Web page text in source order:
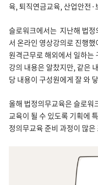
육, 퇴직연금교육, 산업안전
슬로워크에서는 지난해 법
서 온라인 영상강의로 진행
원격근무로 해외에서 일하는
강의 내용은 알찼지만, 같은
당 내용이 구성원에게 잘 와
올해 법정의무교육은 슬로워
교육이 될 수 있도록 기획에
정의무교육 준비 과정이 많